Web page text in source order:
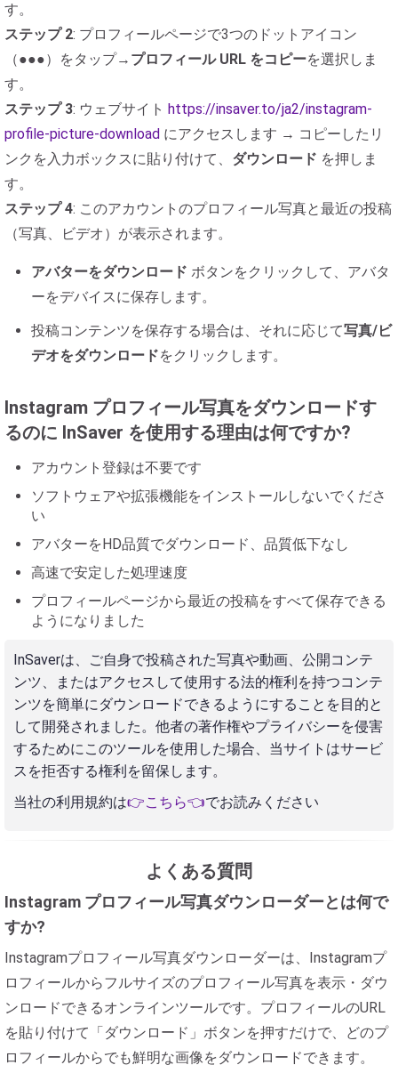
す。
ステップ 2: プロフィールページで3つのドットアイコン
（●●●）をタップ→ プロフィール URL をコピーを選択しま
す。
ステップ 3: ウェブサイト https://insaver.to/ja2/instagram-
profile-picture-download にアクセスします → コピーしたリ
ンクを入力ボックスに貼り付けて、 ダウンロード を押しま
す。
ステップ 4: このアカウントのプロフィール写真と最近の投稿
（写真、ビデオ）が表示されます。
アバターをダウンロード ボタンをクリックして、アバタ
ーをデバイスに保存します。
投稿コンテンツを保存する場合は、それに応じて写真/ビ
デオをダウンロードをクリックします。
Instagram プロフィール写真をダウンロードす
るのに InSaver を使用する理由は何ですか?
アカウント登録は不要です
ソフトウェアや拡張機能をインストールしないでくださ
い
アバターをHD品質でダウンロード、品質低下なし
高速で安定した処理速度
プロフィールページから最近の投稿をすべて保存できる
ようになりました
InSaverは、ご自身で投稿された写真や動画、公開コンテ
ンツ、またはアクセスして使用する法的権利を持つコンテ
ンツを簡単にダウンロードできるようにすることを目的と
して開発されました。他者の著作権やプライバシーを侵害
するためにこのツールを使用した場合、当サイトはサービ
スを拒否する権利を留保します。
当社の利用規約は👉こちら👈でお読みください
よくある質問
Instagram プロフィール写真ダウンローダーとは何で
すか?
Instagramプロフィール写真ダウンローダーは、Instagramプ
ロフィールからフルサイズのプロフィール写真を表示・ダウ
ンロードできるオンラインツールです。プロフィールのURL
を貼り付けて「ダウンロード」ボタンを押すだけで、どのプ
ロフィールからでも鮮明な画像をダウンロードできます。